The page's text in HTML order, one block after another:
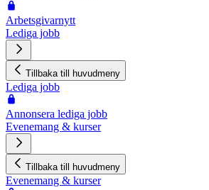
Arbetsgivarnytt
Lediga jobb
Tillbaka till huvudmeny
Lediga jobb
Annonsera lediga jobb
Evenemang & kurser
Tillbaka till huvudmeny
Evenemang & kurser